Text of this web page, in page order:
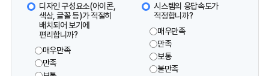
디자인 구성요소(아이콘,
색상, 글꼴 등)가 적절히
배치되어 보기에
편리합니까?
매우만족
만족
시스템의 응답속도가
적정합니까?
매우만족
만족
보통
불만족